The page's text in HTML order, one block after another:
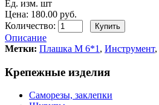
Ед. изм. шт
Цена: 180.00 руб.
Количество:
Описание
Метки: Плашка М 6*1 , Инструмент,
Крепежные изделия
Саморезы, заклепки